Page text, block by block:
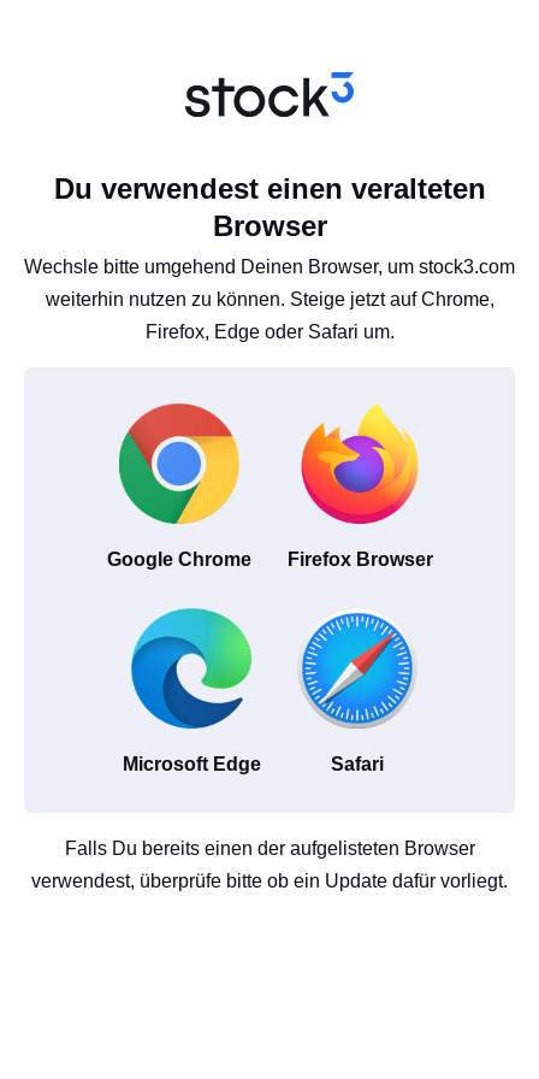
Du verwendest einen veralteten
Browser
Wechsle bitte umgehend Deinen Browser, um stock3.com
weiterhin nutzen zu können. Steige jetzt auf Chrome,
Firefox, Edge oder Safari um.
Google Chrome Firefox Browser
Microsoft Edge Safari
Falls Du bereits einen der aufgelisteten Browser
verwendest, überprüfe bitte ob ein Update dafür vorliegt.